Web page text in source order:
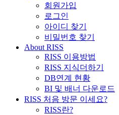
회원가입
로그인
아이디 찾기
비밀번호 찾기
About RISS
RISS 이용방법
RISS 지식더하기
DB연계 현황
BI 및 배너 다운로드
RISS 처음 방문 이세요?
RISS란?